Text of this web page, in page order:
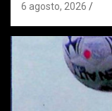
6 agosto, 2026